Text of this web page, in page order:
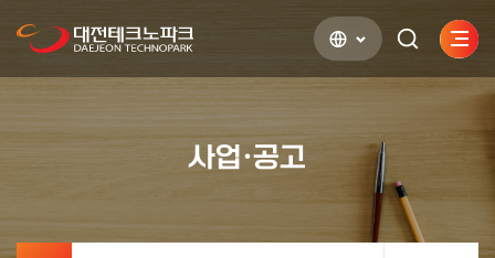
검색하기사이
열기
사업·공고